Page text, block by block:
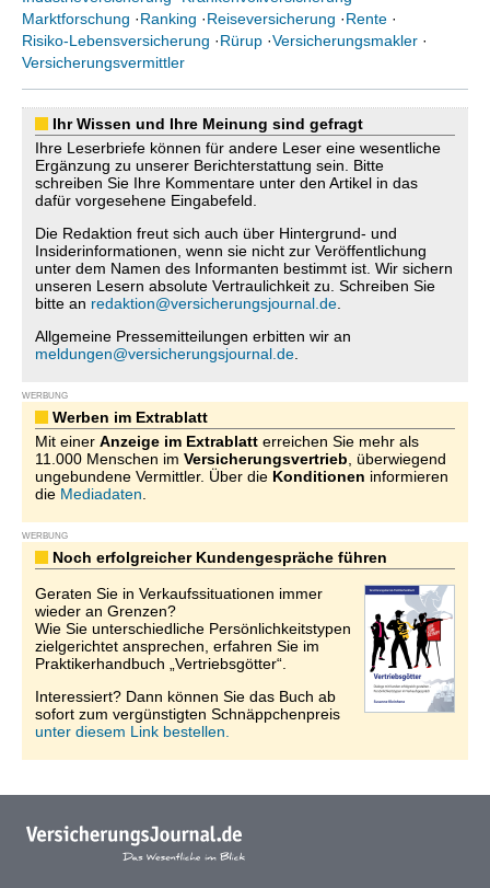
Marktforschung ·Ranking ·Reiseversicherung ·Rente ·
Risiko-Lebensversicherung ·Rürup ·Versicherungsmakler ·
Versicherungsvermittler
Ihr Wissen und Ihre Meinung sind gefragt
Ihre Leserbriefe können für andere Leser eine wesentliche
Ergänzung zu unserer Berichterstattung sein. Bitte
schreiben Sie Ihre Kommentare unter den Artikel in das
dafür vorgesehene Eingabefeld.
Die Redaktion freut sich auch über Hintergrund- und
Insiderinformationen, wenn sie nicht zur Veröffentlichung
unter dem Namen des Informanten bestimmt ist. Wir sichern
unseren Lesern absolute Vertraulichkeit zu. Schreiben Sie
bitte an redaktion@versicherungsjournal.de
Allgemeine Pressemitteilungen erbitten wir an
meldungen@versicherungsjournal.de
WERBUNG
Werben im Extrablatt
Mit einer Anzeige im Extrablatt erreichen Sie mehr als
11.000 Menschen im Versicherungsvertrieb , überwiegend
ungebundene Vermittler. Über die Konditionen informieren
die Mediadaten
WERBUNG
Noch erfolgreicher Kundengespräche führen
Geraten Sie in Verkaufssituationen immer
wieder an Grenzen?
Wie Sie unterschiedliche Persönlichkeitstypen
zielgerichtet ansprechen, erfahren Sie im
Praktikerhandbuch „Vertriebsgötter“.
Interessiert? Dann können Sie das Buch ab
sofort zum vergünstigten Schnäppchenpreis
unter diesem Link bestellen.